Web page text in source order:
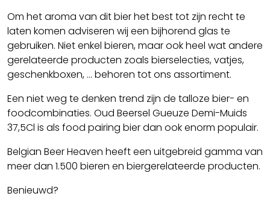
Om het aroma van dit bier het best tot zijn recht te
laten komen adviseren wij een bijhorend glas te
gebruiken. Niet enkel bieren, maar ook heel wat andere
gerelateerde producten zoals bierselecties, vatjes,
geschenkboxen, ... behoren tot ons assortiment.
Een niet weg te denken trend zijn de talloze bier- en
foodcombinaties. Oud Beersel Gueuze Demi-Muids
37,5Cl is als food pairing bier dan ook enorm populair.
Belgian Beer Heaven heeft een uitgebreid gamma van
meer dan 1.500 bieren en biergerelateerde producten.
Benieuwd?